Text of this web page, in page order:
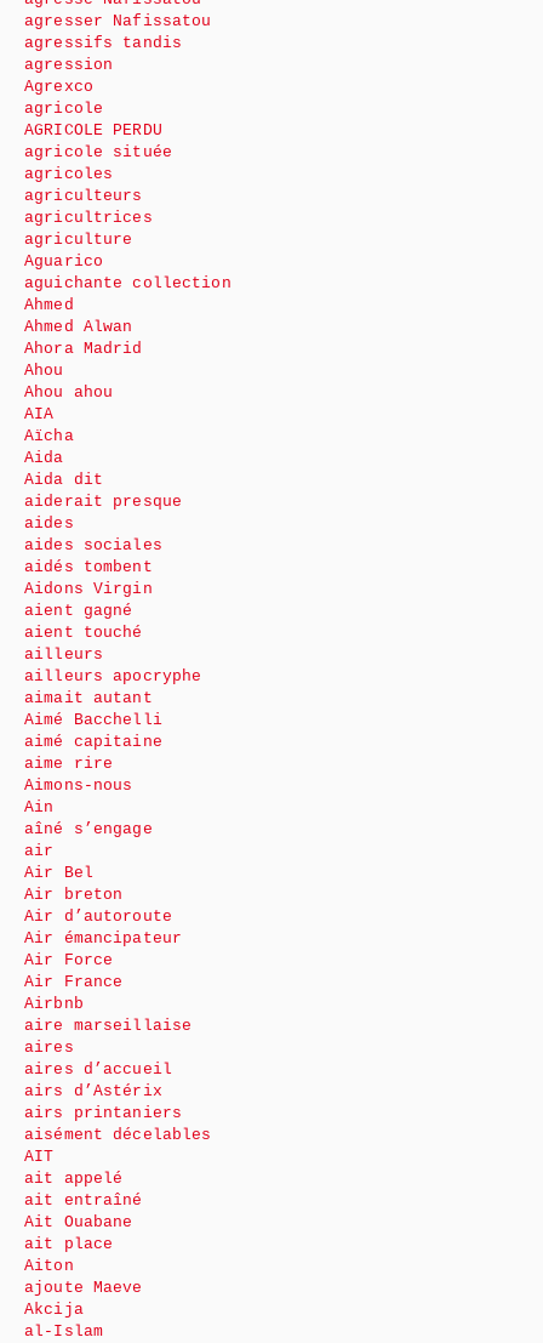
agresser Nafissatou
agressifs tandis
agression
Agrexco
agricole
AGRICOLE PERDU
agricole située
agricoles
agriculteurs
agricultrices
agriculture
Aguarico
aguichante collection
Ahmed
Ahmed Alwan
Ahora Madrid
Ahou
Ahou ahou
AIA
Aïcha
Aida
Aida dit
aiderait presque
aides
aides sociales
aidés tombent
Aidons Virgin
aient gagné
aient touché
ailleurs
ailleurs apocryphe
aimait autant
Aimé Bacchelli
aimé capitaine
aime rire
Aimons-nous
Ain
aîné s’engage
air
Air Bel
Air breton
Air d’autoroute
Air émancipateur
Air Force
Air France
Airbnb
aire marseillaise
aires
aires d’accueil
airs d’Astérix
airs printaniers
aisément décelables
AIT
ait appelé
ait entraîné
Ait Ouabane
ait place
Aiton
ajoute Maeve
Akcija
al-Islam